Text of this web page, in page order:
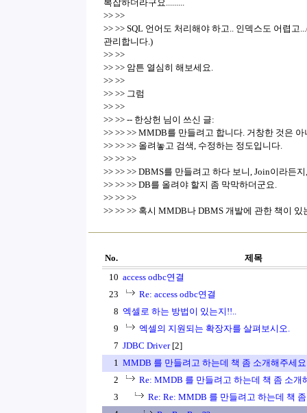
복잡하더라구요.........
>> >>
>> >> SQL 언어도 처리해야 하고.. 인덱스도 어렵
관리합니다.)
>> >>
>> >> 암튼 열심히 해보세요.
>> >>
>> >> 그럼
>> >>
>> >> -- 한상헌 님이 쓰신 글:
>> >> >> MMDB를 만들려고 합니다. 거창한 것은
>> >> >> 올려놓고 검색, 수정하는 정도입니다.
>> >> >>
>> >> >> DBMS를 만들려고 하다 보니, Join이라든
>> >> >> DB를 올려야 할지 좀 막막하더군요.
>> >> >>
>> >> >> 혹시 MMDB나 DBMS 개발에 관한 책이 있
No.
제목
10 access odbc연결
23
Re: access odbc연결
8 엑셀로 하는 방법이 있는지!!..
9
엑셀의 지원되는 확장자를 살펴보시오.
7 JDBC Driver[2]
1 MMDB 를 만들려고 하는데 책 좀 소개해주세
2
Re: MMDB 를 만들려고 하는데 책 좀 소개
3
Re: Re: MMDB 를 만들려고 하는데 책